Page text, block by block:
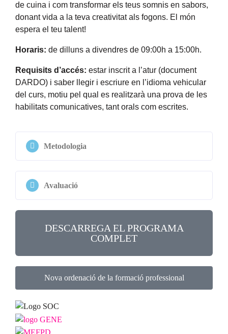
de cuina i com transformar els teus somnis en sabors,
donant vida a la teva creativitat als fogons. El món
espera el teu talent!
Horaris: de dilluns a divendres de 09:00h a 15:00h.
Requisits d’accés: estar inscrit a l’atur (document
DARDO) i saber llegir i escriure en l’idioma vehicular
del curs, motiu pel qual es realitzarà una prova de les
habilitats comunicatives, tant orals com escrites.
Metodologia
Avaluació
DESCARREGA EL PROGRAMA
COMPLET
Nova ordenació de la formació professional